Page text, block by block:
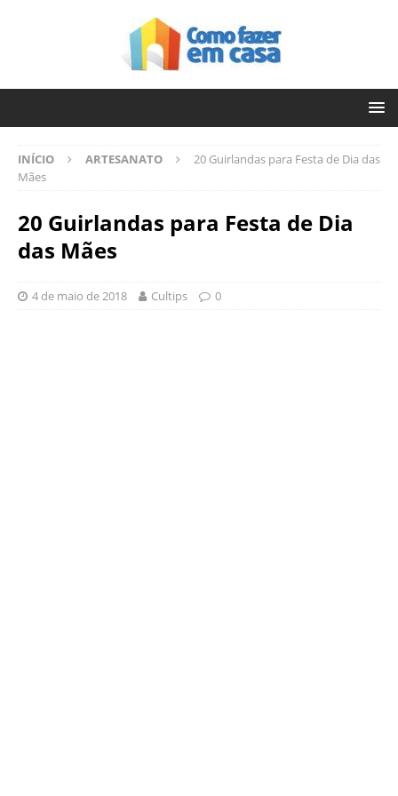
INÍCIO ARTESANATO
20 Guirlandas para Festa de Dia das
Mães
20 Guirlandas para Festa de Dia
das Mães
4 de maio de 2018 Cultips 0